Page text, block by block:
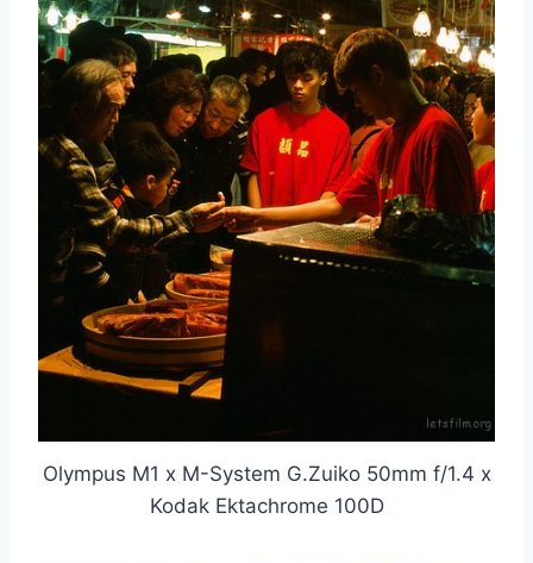
Olympus M1 x M-System G.Zuiko 50mm f/1.4 x
Kodak Ektachrome 100D